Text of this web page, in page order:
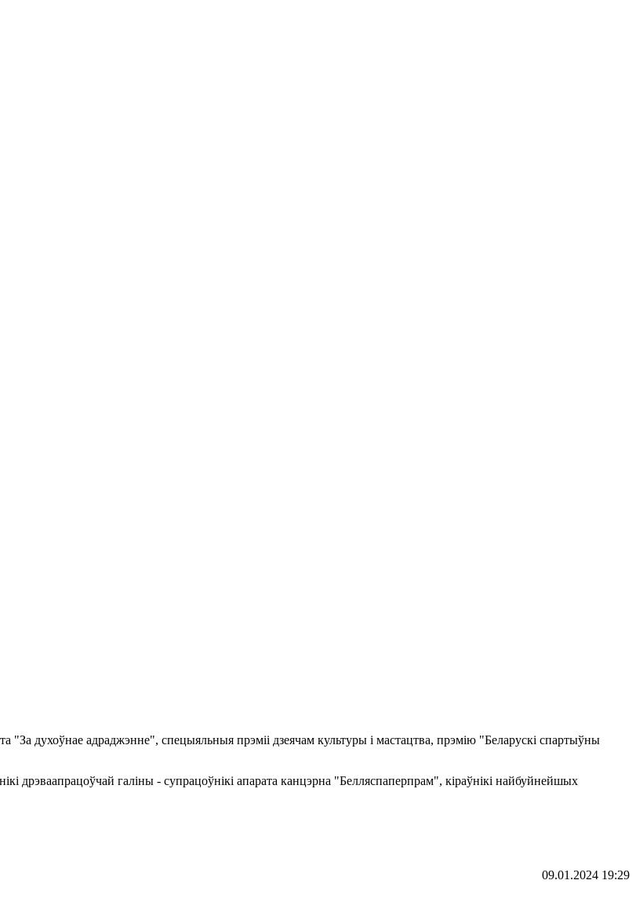
"За духоўнае адраджэнне", спецыяльныя прэміі дзеячам культуры і мастацтва, прэмію "Беларускі спартыўны
дрэваапрацоўчай галіны - супрацоўнікі апарата канцэрна "Белляспаперпрам", кіраўнікі найбуйнейшых
09.01.2024 19:29